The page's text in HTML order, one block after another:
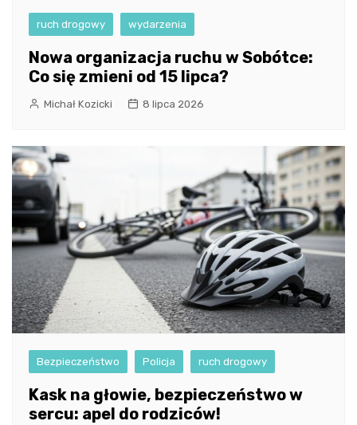
ruch drogowy wydarzenia
Nowa organizacja ruchu w Sobótce:
Co się zmieni od 15 lipca?
Michał Kozicki 8 lipca 2026
Bezpieczeństwo Policja ruch drogowy
Kask na głowie, bezpieczeństwo w
sercu: apel do rodziców!